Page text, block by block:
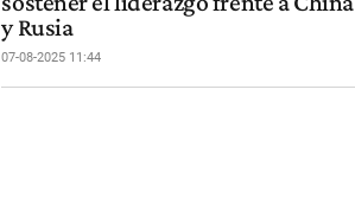
y Rusia
07-08-2025 11:44